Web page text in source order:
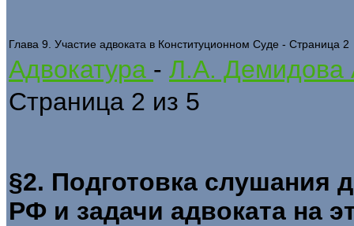
Глава 9. Участие адвоката в Конституционном Суде - Страница 2
Адвокатура - Л.А. Демидова
Страница 2 из 5
§2. Подготовка слушания
РФ и задачи адвоката на